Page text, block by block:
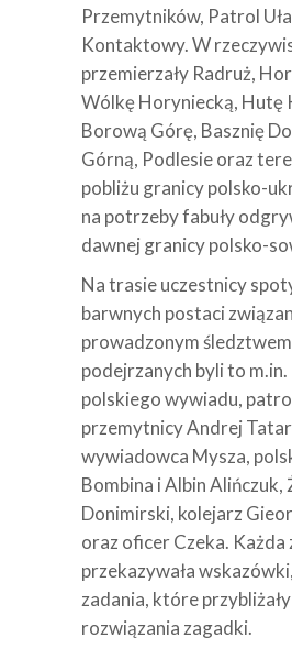
Przemytników, Patrol
Kontaktowy. W
przemierzały Radruż,
Wólkę Horyniecką, Hutę
Borową Górę, Basznię
Górną, Podlesie oraz
pobliżu granicy polsko-
na potrzeby fabuły
dawnej granicy polsko-
Na trasie uczestnicy
barwnych postaci
prowadzonym
podejrzanych byli to
polskiego wywiadu,
przemytnicy Andrej
wywiadowca Mysza,
Bombina i Albin Alińczuk,
Donimirski, kolejarz
oraz oficer Czeka. Każda
przekazywała
zadania, które
rozwiązania zagadki.